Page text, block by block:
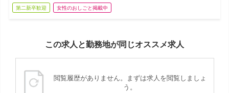
第二新卒歓迎 女性のおしごと掲載中
この求人と勤務地が同じオススメ求人
閲覧履歴がありません。まずは求人を閲覧しましょ
う。